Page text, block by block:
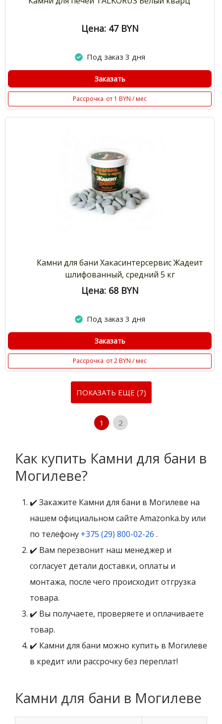
Цена: 47 BYN
Под заказ 3 дня
Заказать
Рассрочка от 1 BYN / мес
Камни для бани Хакасинтерсервис Жадеит
шлифованный, средний 5 кг
Цена: 68 BYN
Под заказ 3 дня
Заказать
Рассрочка от 2 BYN / мес
ПОКАЗАТЬ ЕЩЕ (7)
1 2
Как купить Камни для бани в
Могилеве?
✔️ Закажите Камни для бани в Могилеве на
нашем официальном сайте Amazonka.by или
по телефону +375 (29) 800-02-26 .
✔️ Вам перезвонит наш менеджер и
согласует детали доставки, оплаты и
монтажа, после чего происходит отгрузка
товара.
✔️ Вы получаете, проверяете и оплачиваете
товар.
✔️ Камни для бани можно купить в Могилеве
в кредит или рассрочку без переплат!
Камни для бани в Могилеве